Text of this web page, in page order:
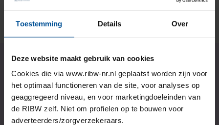
Toestemming Details Over
Deze website maakt gebruik van cookies
Cookies die via www.ribw-nr.nl geplaatst worden zijn voor
het optimaal functioneren van de site, voor analyses op
geaggregeerd niveau, en voor marketingdoeleinden van
de RIBW zelf. Niet om profielen op te bouwen voor
adverteerders/zorgverzekeraars.
Wil jij ook onze
ondersteuning?